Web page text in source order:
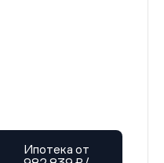
Ипотека от